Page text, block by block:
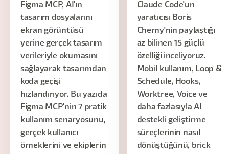
Figma MCP, AI'ın
tasarım dosyalarını
ekran görüntüsü
yerine gerçek tasarım
verileriyle okumasını
sağlayarak tasarımdan
koda geçişi
hızlandırıyor. Bu yazıda
Figma MCP'nin 7 pratik
kullanım senaryosunu,
gerçek kullanıcı
örneklerini ve ekiplerin
Claude Code'un
yaratıcısı Boris
Cherny'nin paylaştığı
az bilinen 15 güçlü
özelliği inceliyoruz.
Mobil kullanım, Loop &
Schedule, Hooks,
Worktree, Voice ve
daha fazlasıyla AI
destekli geliştirme
süreçlerinin nasıl
dönüştüğünü, brick